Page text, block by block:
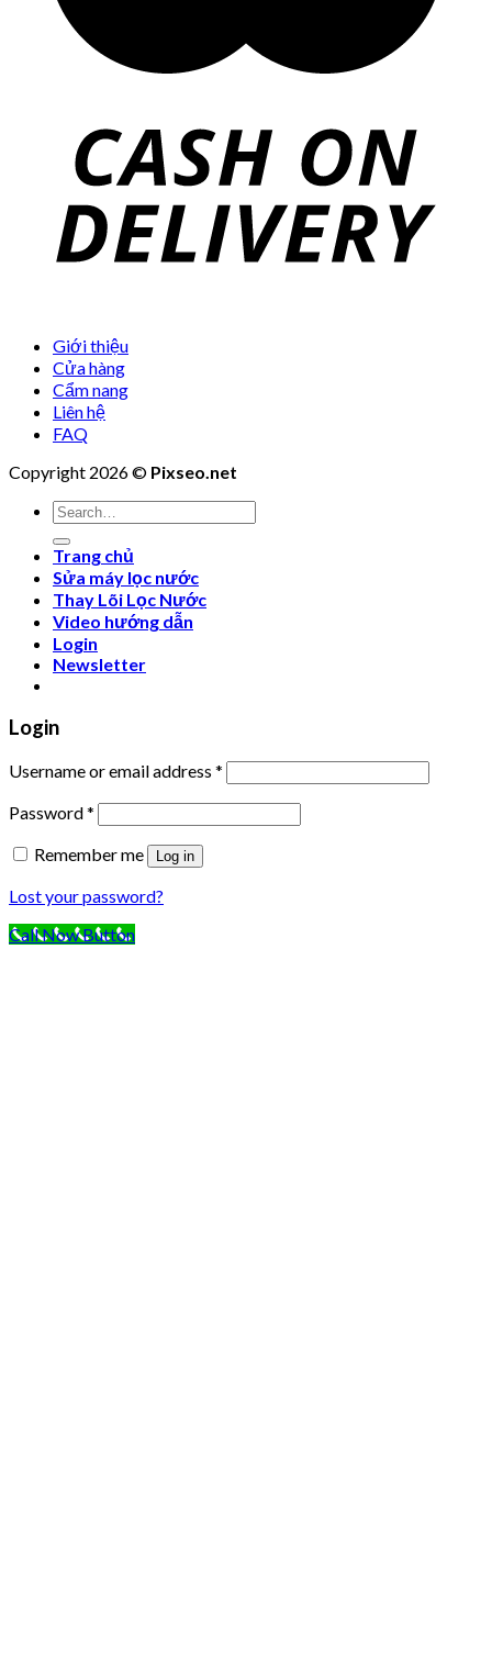
Giới thiệu
Cửa hàng
Cẩm nang
Liên hệ
FAQ
Copyright 2026 © Pixseo.net
Search
for:
Trang chủ
Sửa máy lọc nước
Thay Lõi Lọc Nước
Video hướng dẫn
Login
Newsletter
Login
Username or email address *
Password*
Remember me
Log in
Lost your password?
Call Now Button